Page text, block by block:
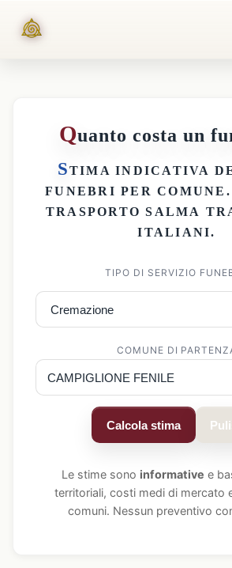
Quanto costa un
STIMA INDICATIVA
FUNEBRI PER COMUNE
TRASPORTO SALMA
ITALIANI.
TIPO DI SERVIZIO
COMUNE DI
Calcola stima
Le stime sono informative e
territoriali, costi medi di mercato
comuni. Nessun preventivo